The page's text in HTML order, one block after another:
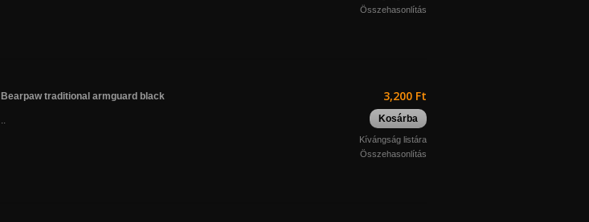
Összehasonlítás
Bearpaw traditional armguard black 3,200 Ft
Kosárba
Kívángság listára
Összehasonlítás